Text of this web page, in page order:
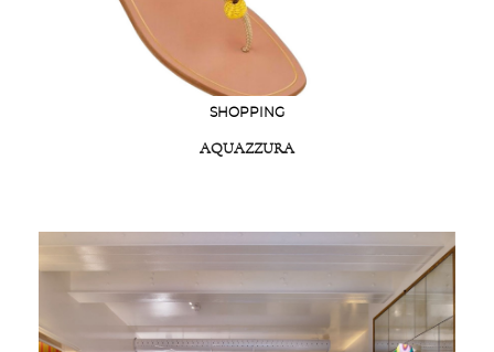
SHOPPING
AQUAZZURA